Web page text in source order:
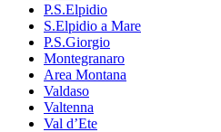
P.S.Elpidio
S.Elpidio a Mare
P.S.Giorgio
Montegranaro
Area Montana
Valdaso
Valtenna
Val d’Ete